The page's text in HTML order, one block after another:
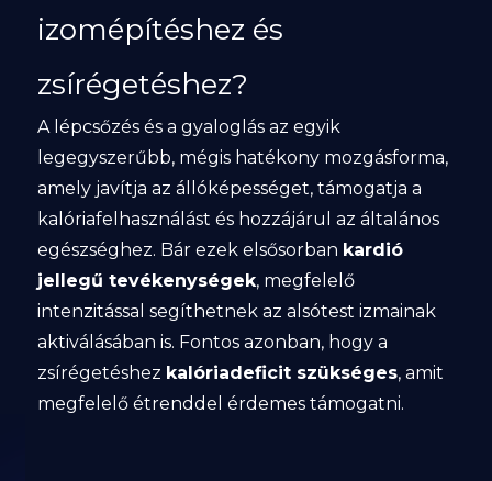
izomépítéshez és
zsírégetéshez?
A lépcsőzés és a gyaloglás az egyik
legegyszerűbb, mégis hatékony mozgásforma,
amely javítja az állóképességet, támogatja a
kalóriafelhasználást és hozzájárul az általános
egészséghez. Bár ezek elsősorban kardió
jellegű tevékenységek, megfelelő
intenzitással segíthetnek az alsótest izmainak
aktiválásában is. Fontos azonban, hogy a
zsírégetéshez kalóriadeficit szükséges, amit
megfelelő étrenddel érdemes támogatni.